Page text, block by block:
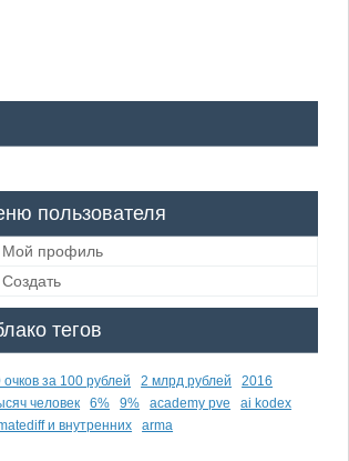
пользователя
Мой профиль
Создать
тегов
очков за 100 рублей 2 млрд рублей
2016
человек
6% 9% academy pve
ai kodex
и внутренних
arma